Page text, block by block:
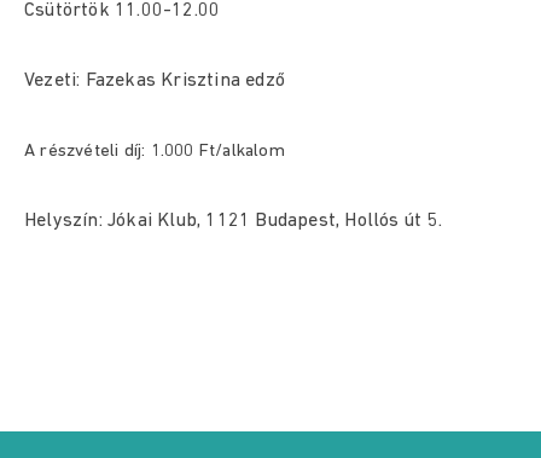
Csütörtök 11.00-12.00
Vezeti: Fazekas Krisztina edző
A részvételi díj: 1.000 Ft/alkalom
Helyszín: Jókai Klub, 1121 Budapest, Hollós út 5.